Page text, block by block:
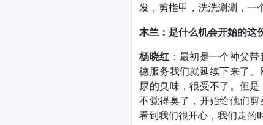
发，剪指甲，洗洗涮涮，一
木兰：是什么机会开始的这
杨晓红 ：最初是一个神父
德服务我们就延续下来了
尿的臭味，很受不了。但
不觉得臭了，开始给他们
看到我们很开心，我们走的